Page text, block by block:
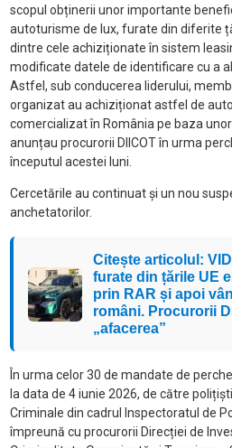
scopul obținerii unor importante
autoturisme de lux, furate din diferite
dintre cele achiziționate în sistem
modificate datele de identificare cu a
Astfel, sub conducerea liderului,
organizat au achiziționat astfel de
comercializat în România pe baza
anunțau procurorii DIICOT în urma
începutul acestei luni.
Cercetările au continuat și un nou
anchetatorilor.
Citește articolul:
furate din țările UE
prin RAR și apoi
români. Procurorii
„afacerea”
În urma celor 30 de mandate de
la data de 4 iunie 2026, de către
Criminale din cadrul Inspectoratul de
împreună cu procurorii Direcției de